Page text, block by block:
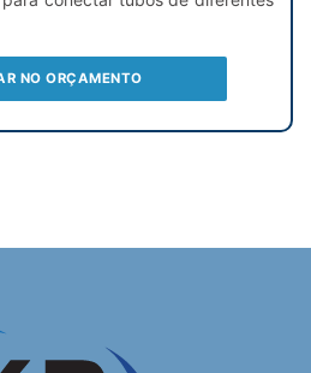
NO ORÇAMENTO